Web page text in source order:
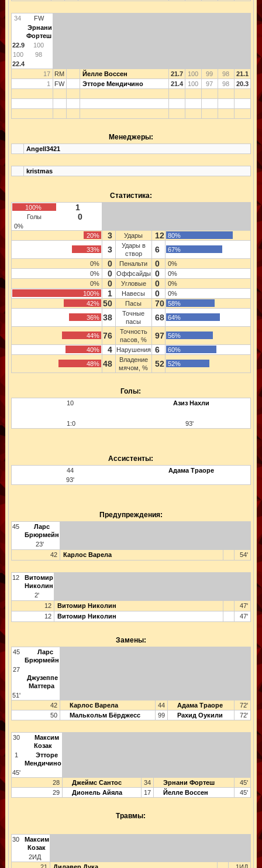
34
FW
Эрнани
Фортеш
22.9
100
100
98
22.4
17
RM Йелле Воссен 21.7 100 99 98
21.1
1
FW Этторе Мендичино 21.4 100 97 98 20.3
Менеджеры:
Angell3421
kristmas
Статистика:
100% 1
Голы 0
0%
20%
3 Удары 12 80%
33%
3
Удары в
створ
6
67%
0%
0 Пенальти 0
0%
0%
0 Оффсайды 0
0%
0%
0 Угловые 0
0%
100%
1 Навесы 0
0%
42% 50 Пасы 70 58%
36% 38
Точные
пасы
68 64%
44% 76
Точность
пасов, %
97 56%
40%
4 Нарушения 6
60%
48% 48
Владение
мячом, %
52 52%
Голы:
10 Азиз Нахли
1:0 93'
Ассистенты:
44
Адама Траоре
93'
Предупреждения:
45
Ларс
Брюрмейн
23'
42
Карлос Варела 54'
12
Витомир
Николин
2'
12
Витомир Николин
47'
12
Витомир Николин 47'
Замены:
45
Ларс
Брюрмейн
27
Джузеппе
Маттера
51'
42
Карлос Варела 44 Адама Траоре
72'
50
Малькольм Бёрджесс 99 Рахид Оукили 72'
30
Максим
Козак
1
Этторе
Мендичино
45'
28
Джеймс Сантос 34 Эрнани Фортеш
45'
29
Дионель Айяла 17 Йелле Воссен 45'
Травмы:
30
Максим
Козак
2ИД